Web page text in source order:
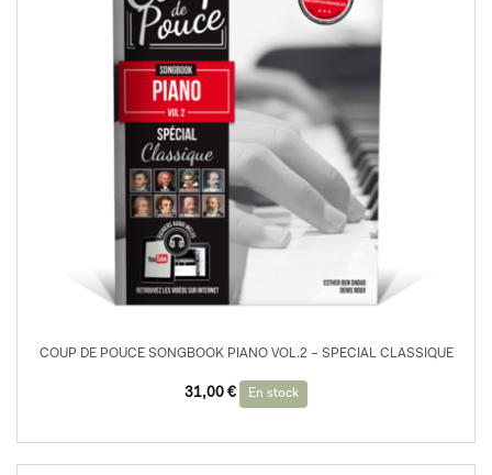
COUP DE POUCE SONGBOOK PIANO VOL.2 – SPECIAL CLASSIQUE
31,00 € En stock